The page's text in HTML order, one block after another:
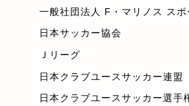
一般社団法人 F・マリノス スポ
日本サッカー協会
Ｊリーグ
日本クラブユースサッカー連盟
日本クラブユースサッカー選手